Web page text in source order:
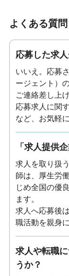
よくある質問
応募した求
いいえ。応募
ージェント）
ご連絡差し上げ
応募求人に関
など、お気軽
「求人提供
求人を取り扱
師は、厚生労
じめ全国の優
ます。
求人へ応募後
職活動を親身
求人や転職
うか？